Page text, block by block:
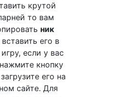
крутой
то вам
ник
его в
если у вас
кнопку
его на
сайте. Для